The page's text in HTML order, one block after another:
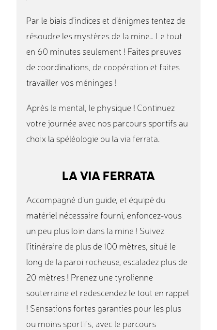
Par le biais d’indices et d’énigmes tentez de
résoudre les mystères de la mine… Le tout
en 60 minutes seulement ! Faites preuves
de coordinations, de coopération et faites
travailler vos méninges !
Après le mental, le physique ! Continuez
votre journée avec nos parcours sportifs au
choix la spéléologie ou la via ferrata.
LA VIA FERRATA
Accompagné d’un guide, et équipé du
matériel nécessaire fourni, enfoncez-vous
un peu plus loin dans la mine ! Suivez
l’itinéraire de plus de 100 mètres, situé le
long de la paroi rocheuse, escaladez plus de
20 mètres ! Prenez une tyrolienne
souterraine et redescendez le tout en rappel
! Sensations fortes garanties pour les plus
ou moins sportifs, avec le parcours